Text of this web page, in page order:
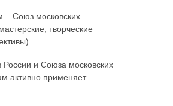
– Союз московских
творческие
России и Союза московских
активно применяет